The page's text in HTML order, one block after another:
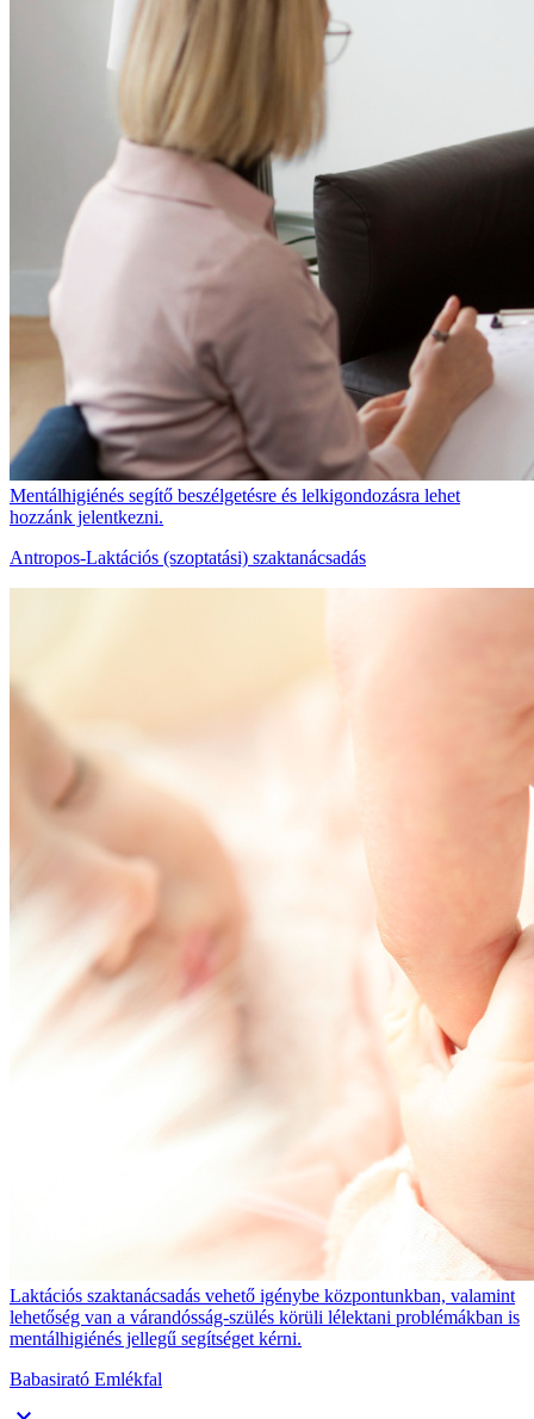
Mentálhigiénés segítő beszélgetésre és lelkigondozásra lehet
hozzánk jelentkezni.
Antropos-Laktációs (szoptatási) szaktanácsadás
Laktációs szaktanácsadás vehető igénybe központunkban, valamint
lehetőség van a várandósság-szülés körüli lélektani problémákban is
mentálhigiénés jellegű segítséget kérni.
Babasirató Emlékfal